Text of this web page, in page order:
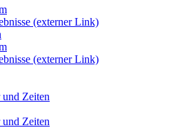
(externer Link)
(externer Link)
und Zeiten
und Zeiten